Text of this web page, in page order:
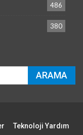
486
380
Teknoloji Yardım